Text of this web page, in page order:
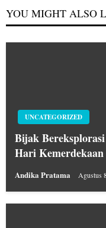
YOU MIGHT ALSO
UNCATEGORIZED
Bijak
Hari
Andika Pratama Agustus